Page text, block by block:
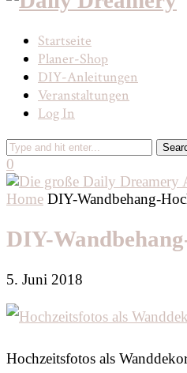
Startseite
Planer-Shop
DIY-Anleitungen
Veranstaltungen
Log In
0
Home DIY-Wandbehang-
DIY-
5. Juni 2018
Hochzeitsfotos als